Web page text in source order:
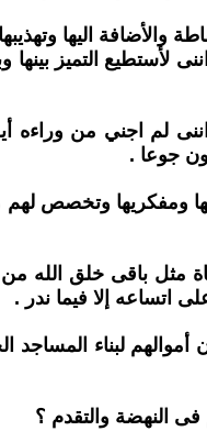
اليها وتهذيبها
لأستطيع التميز
لم اجني من وراءه
جوعا .
ومفكريها وتخصص
مثل باقى خلق الله
اتساعه إلا فيما ندر .
أموالهم لبناء
فى النهضة والتقدم ؟